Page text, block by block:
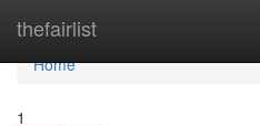
thefairlist
Home
Home
1